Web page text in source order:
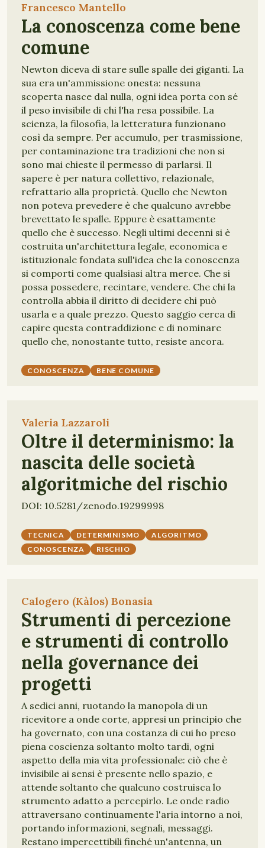
Francesco Mantello
La conoscenza come bene
comune
Newton diceva di stare sulle spalle dei giganti. La
sua era un'ammissione onesta: nessuna
scoperta nasce dal nulla, ogni idea porta con sé
il peso invisibile di chi l'ha resa possibile. La
scienza, la filosofia, la letteratura funzionano
così da sempre. Per accumulo, per trasmissione,
per contaminazione tra tradizioni che non si
sono mai chieste il permesso di parlarsi. Il
sapere è per natura collettivo, relazionale,
refrattario alla proprietà. Quello che Newton
non poteva prevedere è che qualcuno avrebbe
brevettato le spalle. Eppure è esattamente
quello che è successo. Negli ultimi decenni si è
costruita un'architettura legale, economica e
istituzionale fondata sull'idea che la conoscenza
si comporti come qualsiasi altra merce. Che si
possa possedere, recintare, vendere. Che chi la
controlla abbia il diritto di decidere chi può
usarla e a quale prezzo. Questo saggio cerca di
capire questa contraddizione e di nominare
quello che, nonostante tutto, resiste ancora.
CONOSCENZA BENE COMUNE
Valeria Lazzaroli
Oltre il determinismo: la
nascita delle società
algoritmiche del rischio
DOI: 10.5281/zenodo.19299998
TECNICA DETERMINISMO
ALGORITMO
CONOSCENZA
RISCHIO
Calogero (Kàlos) Bonasia
Strumenti di percezione
e strumenti di controllo
nella governance dei
progetti
A sedici anni, ruotando la manopola di un
ricevitore a onde corte, appresi un principio che
ha governato, con una costanza di cui ho preso
piena coscienza soltanto molto tardi, ogni
aspetto della mia vita professionale: ciò che è
invisibile ai sensi è presente nello spazio, e
attende soltanto che qualcuno costruisca lo
strumento adatto a percepirlo. Le onde radio
attraversano continuamente l'aria intorno a noi,
portando informazioni, segnali, messaggi.
Restano impercettibili finché un'antenna, un